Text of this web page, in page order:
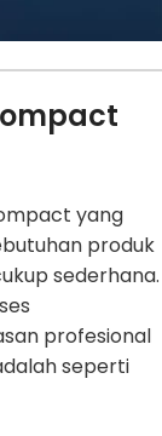
yang
produk
sederhana.
profesional
seperti